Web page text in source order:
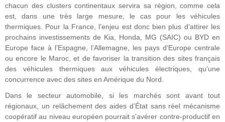
chacun des clusters continentaux servira sa région, comme cela
est, dans une très large mesure, le cas pour les véhicules
thermiques. Pour la France, l’enjeu est donc bien plus d’attirer les
prochains investissements de Kia, Honda, MG (SAIC) ou BYD en
Europe face à l’Espagne, l’Allemagne, les pays d’Europe centrale
ou encore le Maroc, et de favoriser la transition des sites français
des véhicules thermiques aux véhicules électriques, qu’une
concurrence avec des sites en Amérique du Nord.
Dans le secteur automobile, si les marchés sont avant tout
régionaux, un relâchement des aides d’État sans réel mécanisme
coopératif au niveau européen pourrait s’avérer contre-productif en